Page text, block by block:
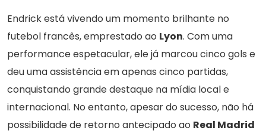
Endrick está vivendo um momento brilhante no
futebol francês, emprestado ao Lyon. Com uma
performance espetacular, ele já marcou cinco gols e
deu uma assistência em apenas cinco partidas,
conquistando grande destaque na mídia local e
internacional. No entanto, apesar do sucesso, não há
possibilidade de retorno antecipado ao Real Madrid